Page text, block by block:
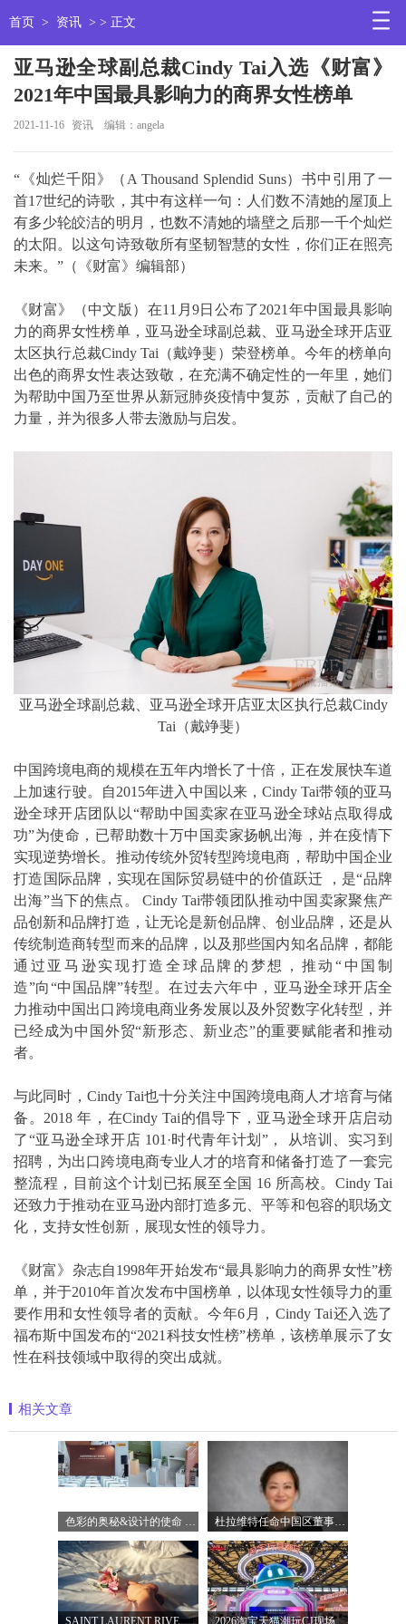
首页 > 资讯 > > 正文
亚马逊全球副总裁Cindy Tai入选《财富》
2021年中国最具影响力的商界女性榜单
2021-11-16 资讯 编辑：angela
“《灿烂千阳》（A Thousand Splendid Suns）书中引用了一
首17世纪的诗歌，其中有这样一句：人们数不清她的屋顶上
有多少轮皎洁的明月，也数不清她的墙壁之后那一千个灿烂
的太阳。以这句诗致敬所有坚韧智慧的女性，你们正在照亮
未来。”（《财富》编辑部）
《财富》（中文版）在11月9日公布了2021年中国最具影响
力的商界女性榜单，亚马逊全球副总裁、亚马逊全球开店亚
太区执行总裁Cindy Tai（戴竫斐）荣登榜单。今年的榜单向
出色的商界女性表达致敬，在充满不确定性的一年里，她们
为帮助中国乃至世界从新冠肺炎疫情中复苏，贡献了自己的
力量，并为很多人带去激励与启发。
亚马逊全球副总裁、亚马逊全球开店亚太区执行总裁Cindy
Tai（戴竫斐）
中国跨境电商的规模在五年内增长了十倍，正在发展快车道
上加速行驶。自2015年进入中国以来，Cindy Tai带领的亚马
逊全球开店团队以“帮助中国卖家在亚马逊全球站点取得成
功”为使命，已帮助数十万中国卖家扬帆出海，并在疫情下
实现逆势增长。推动传统外贸转型跨境电商，帮助中国企业
打造国际品牌，实现在国际贸易链中的价值跃迁 ，是“品牌
出海”当下的焦点。 Cindy Tai带领团队推动中国卖家聚焦产
品创新和品牌打造，让无论是新创品牌、创业品牌，还是从
传统制造商转型而来的品牌，以及那些国内知名品牌，都能
通过亚马逊实现打造全球品牌的梦想，推动“中国制
造”向“中国品牌”转型。在过去六年中，亚马逊全球开店全
力推动中国出口跨境电商业务发展以及外贸数字化转型，并
已经成为中国外贸“新形态、新业态”的重要赋能者和推动
者。
与此同时，Cindy Tai也十分关注中国跨境电商人才培育与储
备。2018 年，在Cindy Tai的倡导下，亚马逊全球开店启动
了“亚马逊全球开店 101·时代青年计划”， 从培训、实习到
招聘，为出口跨境电商专业人才的培育和储备打造了一套完
整流程，目前这个计划已拓展至全国 16 所高校。Cindy Tai
还致力于推动在亚马逊内部打造多元、平等和包容的职场文
化，支持女性创新，展现女性的领导力。
《财富》杂志自1998年开始发布“最具影响力的商界女性”榜
单，并于2010年首次发布中国榜单，以体现女性领导力的重
要作用和女性领导者的贡献。今年6月，Cindy Tai还入选了
福布斯中国发布的“2021科技女性榜”榜单，该榜单展示了女
性在科技领域中取得的突出成就。
相关文章
SAINT LAURENT RIVE DROITE圣罗兰北京右岸精品店 2026淘宝天猫潮玩CJ现场直击，以五大圈层